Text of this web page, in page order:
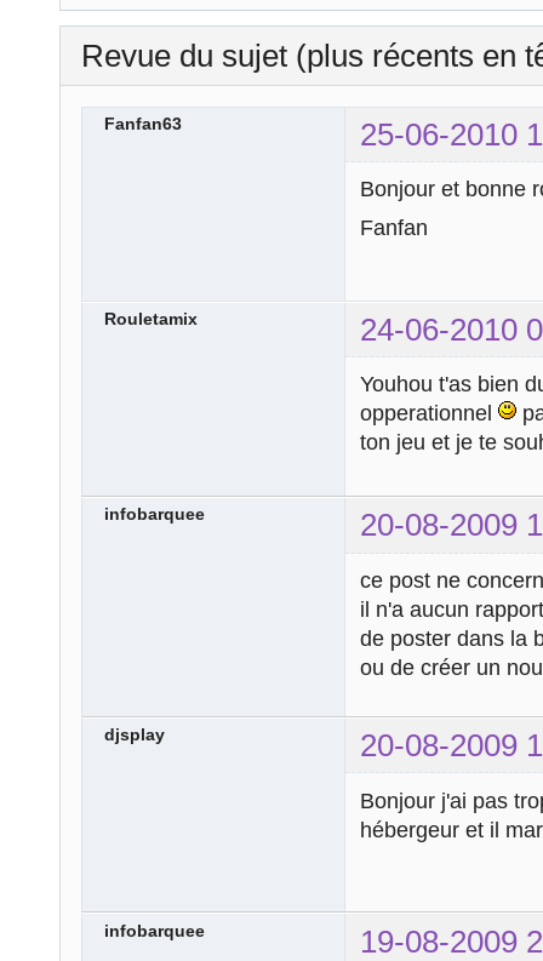
Revue du sujet (plus récents en
Fanfan63 25-06-2010
Bonjour et bonne
Fanfan
Rouletamix 24-06-2010
Youhou t'as bien
opperationnel
ton jeu et je te
infobarquee 20-08-2009
ce post ne
il n'a aucun
de poster dans la
ou de créer un
djsplay 20-08-2009
Bonjour j'ai pas
hébergeur et il
infobarquee 19-08-2009